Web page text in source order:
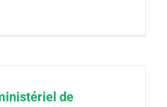
de